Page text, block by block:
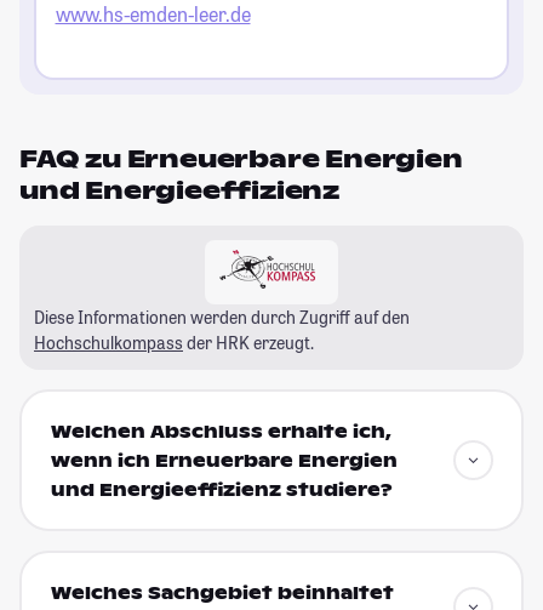
www.hs-emden-leer.de
FAQ zu Erneuerbare Energien
und Energieeffizienz
Diese Informationen werden durch Zugriff auf den
Hochschulkompass der HRK erzeugt.
Welchen Abschluss erhalte ich,
wenn ich Erneuerbare Energien
und Energieeffizienz studiere?
Welches Sachgebiet beinhaltet